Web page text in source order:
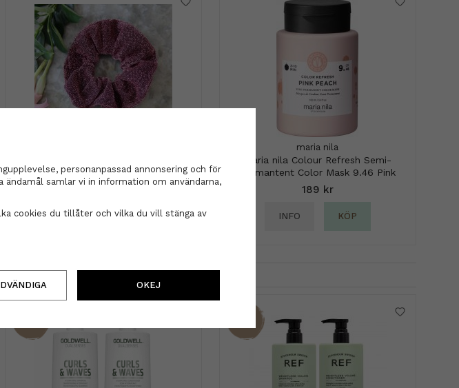
79 kr
maria nila
maria nila Colour Refresh Semi-
Permantent Color Mask 9.46 Pink
Peach 100ml
189 kr
INFO KÖP
personanpassad annonsering och för
samlar vi in information om användarna,
cookies du tillåter och vilka du vill stänga av
OKEJ